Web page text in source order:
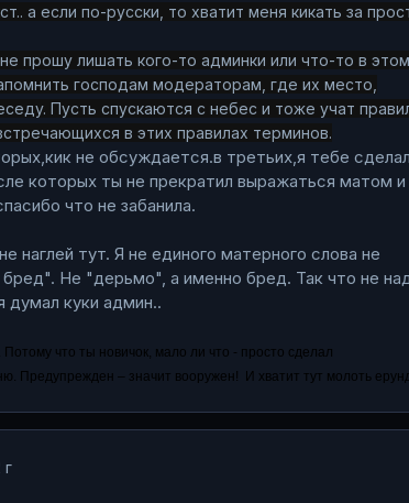
а если по-русски, то хватит меня кикать за
прошу лишать кого-то админки или что-то в этом
господам модераторам, где их место,
Пусть спускаются с небес и тоже учат
в этих правилах терминов.
не обсуждается.в третьих,я тебе
которых ты не прекратил выражаться матом и
что не забанила.
наглей тут. Я не единого матерного слова не
бред". Не "дерьмо", а именно бред. Так что не
думал куки админ..
что ты новичок, мало ли что - просто сделал
Предупрежден – значит вооружен! И хватит тут молоть
г